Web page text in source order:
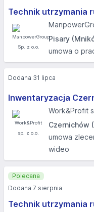
Technik utrzymania
Pisary
umowa o
Inwentaryzacja
Work&Profit
Czernichów
umowa
wideo
Dodana 31 lipca
Technik utrzymania
Polecana
Dodana 7 sierpnia